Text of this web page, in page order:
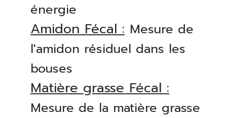
énergie
Amidon Fécal : Mesure de
l'amidon résiduel dans les
bouses
Matière grasse Fécal :
Mesure de la matière grasse